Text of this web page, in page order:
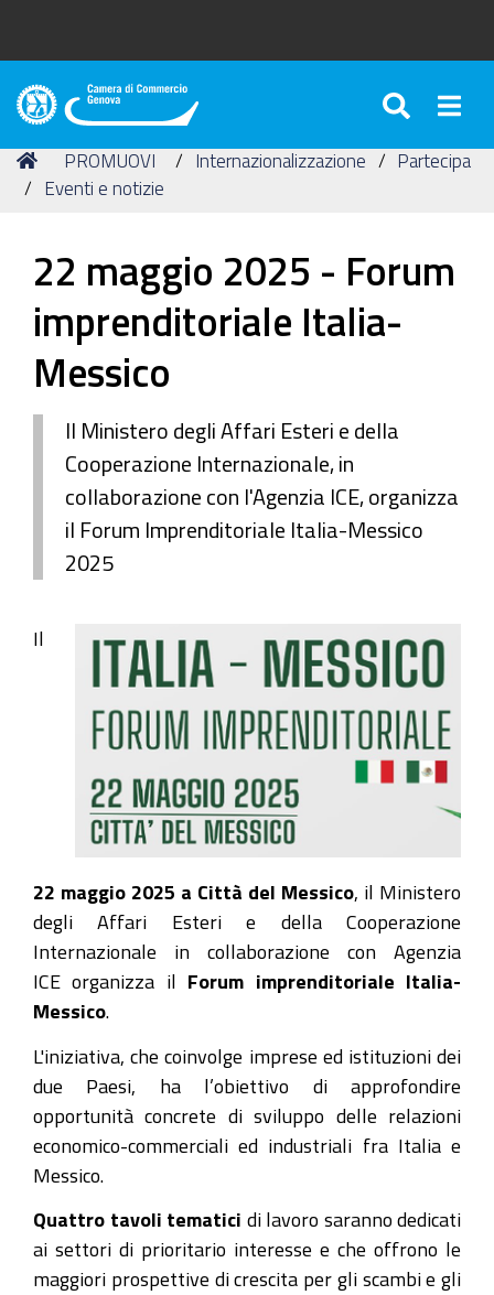
Camera
Commercio
di
Tu
sei
Home
PROMUOVI Internazionalizzazione
Partecipa
Eventi e notizie
22 maggio 2025 - Forum
imprenditoriale Italia-
Messico
Il Ministero degli Affari Esteri e della
Cooperazione Internazionale, in
collaborazione con l'Agenzia ICE, organizza
il Forum Imprenditoriale Italia-Messico
2025
Il
22 maggio 2025 a Città del Messico , il Ministero
degli Affari Esteri e della Cooperazione
Internazionale in collaborazione con Agenzia
ICE organizza il Forum imprenditoriale Italia-
Messico
L'iniziativa, che coinvolge imprese ed istituzioni dei
due Paesi, ha l’obiettivo di approfondire
opportunità concrete di sviluppo delle relazioni
economico-commerciali ed industriali fra Italia e
Messico.
Quattro tavoli tematici di lavoro saranno dedicati
ai settori di prioritario interesse e che offrono le
maggiori prospettive di crescita per gli scambi e gli